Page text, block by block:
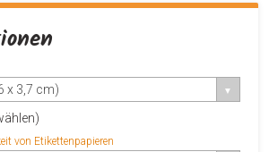
x 3,7 cm)
von Etikettenpapieren